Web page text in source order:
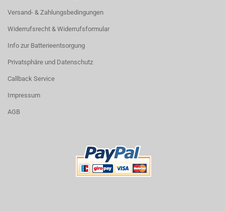
Versand- & Zahlungsbedingungen
Widerrufsrecht & Widerrufsformular
Info zur Batterieentsorgung
Privatsphäre und Datenschutz
Callback Service
Impressum
AGB